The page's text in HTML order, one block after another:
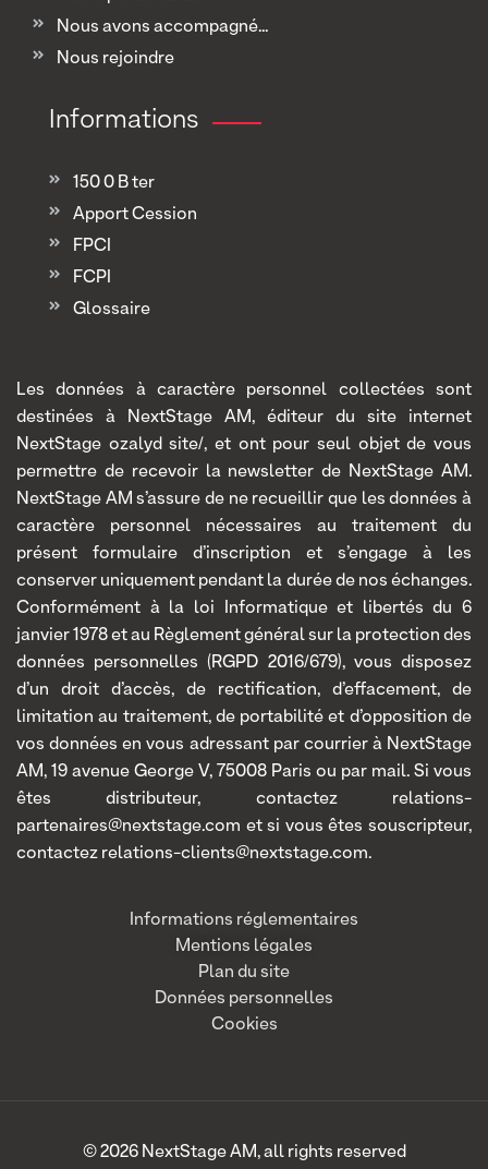
Nous avons accompagné...
Nous rejoindre
Informations
150 0 B ter
Apport Cession
FPCI
FCPI
Glossaire
Les données à caractère personnel collectées sont
destinées à NextStage AM, éditeur du site internet
NextStage ozalyd site/, et ont pour seul objet de vous
permettre de recevoir la newsletter de NextStage AM.
NextStage AM s’assure de ne recueillir que les données à
caractère personnel nécessaires au traitement du
présent formulaire d’inscription et s’engage à les
conserver uniquement pendant la durée de nos échanges.
Conformément à la loi Informatique et libertés du 6
janvier 1978 et au Règlement général sur la protection des
données personnelles (RGPD 2016/679), vous disposez
d’un droit d’accès, de rectification, d’effacement, de
limitation au traitement, de portabilité et d’opposition de
vos données en vous adressant par courrier à NextStage
AM, 19 avenue George V, 75008 Paris ou par mail. Si vous
êtes distributeur, contactez relations-
partenaires@nextstage.com et si vous êtes souscripteur,
contactez relations-clients@nextstage.com.
Informations réglementaires
Mentions légales
Plan du site
Données personnelles
Cookies
© 2026 NextStage AM, all rights reserved